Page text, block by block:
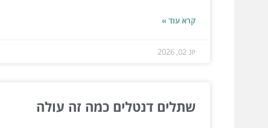
קרא עוד »
יונ 02, 2026
שתלים דנטלים כמה זה עולה